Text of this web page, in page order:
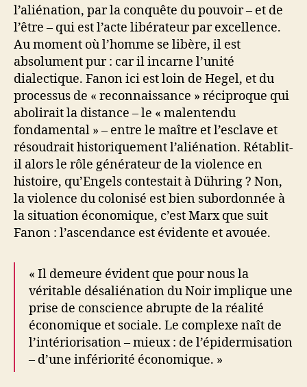
l’aliénation, par la conquête du pouvoir – et de
l’être – qui est l’acte libérateur par excellence.
Au moment où l’homme se libère, il est
absolument pur : car il incarne l’unité
dialectique. Fanon ici est loin de Hegel, et du
processus de « reconnaissance » réciproque qui
abolirait la distance – le « malentendu
fondamental » – entre le maître et l’esclave et
résoudrait historiquement l’aliénation. Rétablit-
il alors le rôle générateur de la violence en
histoire, qu’Engels contestait à Dühring ? Non,
la violence du colonisé est bien subordonnée à
la situation économique, c’est Marx que suit
Fanon : l’ascendance est évidente et avouée.
« Il demeure évident que pour nous la
véritable désaliénation du Noir implique une
prise de conscience abrupte de la réalité
économique et sociale. Le complexe naît de
l’intériorisation – mieux : de l’épidermisation
– d’une infériorité économique. »